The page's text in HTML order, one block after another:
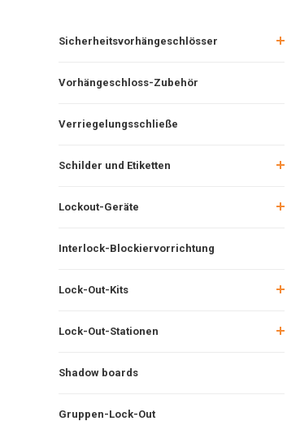
Sicherheitsvorhängeschlösser
Vorhängeschloss-Zubehör
Verriegelungsschließe
Schilder und Etiketten
Lockout-Geräte
Interlock-Blockiervorrichtung
Lock-Out-Kits
Lock-Out-Stationen
Shadow boards
Gruppen-Lock-Out